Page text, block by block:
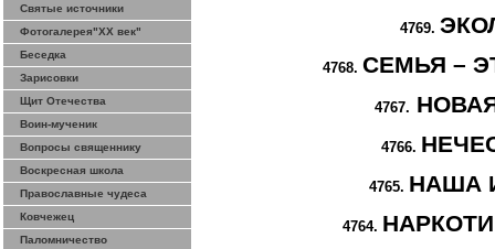
Святые источники
Фотогалерея"ХХ век"
Беседка
Зарисовки
Щит Отечества
Воин-мученик
Вопросы священнику
Воскресная школа
Православные чудеса
Ковчежец
Паломничество
4769.
4768. СЕМЬЯ –
4767.
4766.
4765. НАША
4764.